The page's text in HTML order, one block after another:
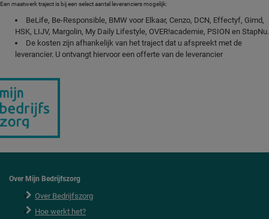
Een maatwerk traject is bij een select aantal leveranciers mogelijk:
BeLife, Be-Responsible, BMW voor Elkaar, Cenzo, DCN, Effectyf, Gimd,
HSK, LIJV, Margolin, My Daily Lifestyle, OVER!academie, PSION en StapNu.
De kosten zijn afhankelijk van het traject dat u afspreekt met de
leverancier. U ontvangt hiervoor een offerte van de leverancier
Over Mijn Bedrijfszorg
Over Bedrijfszorg
Hoe werkt het?